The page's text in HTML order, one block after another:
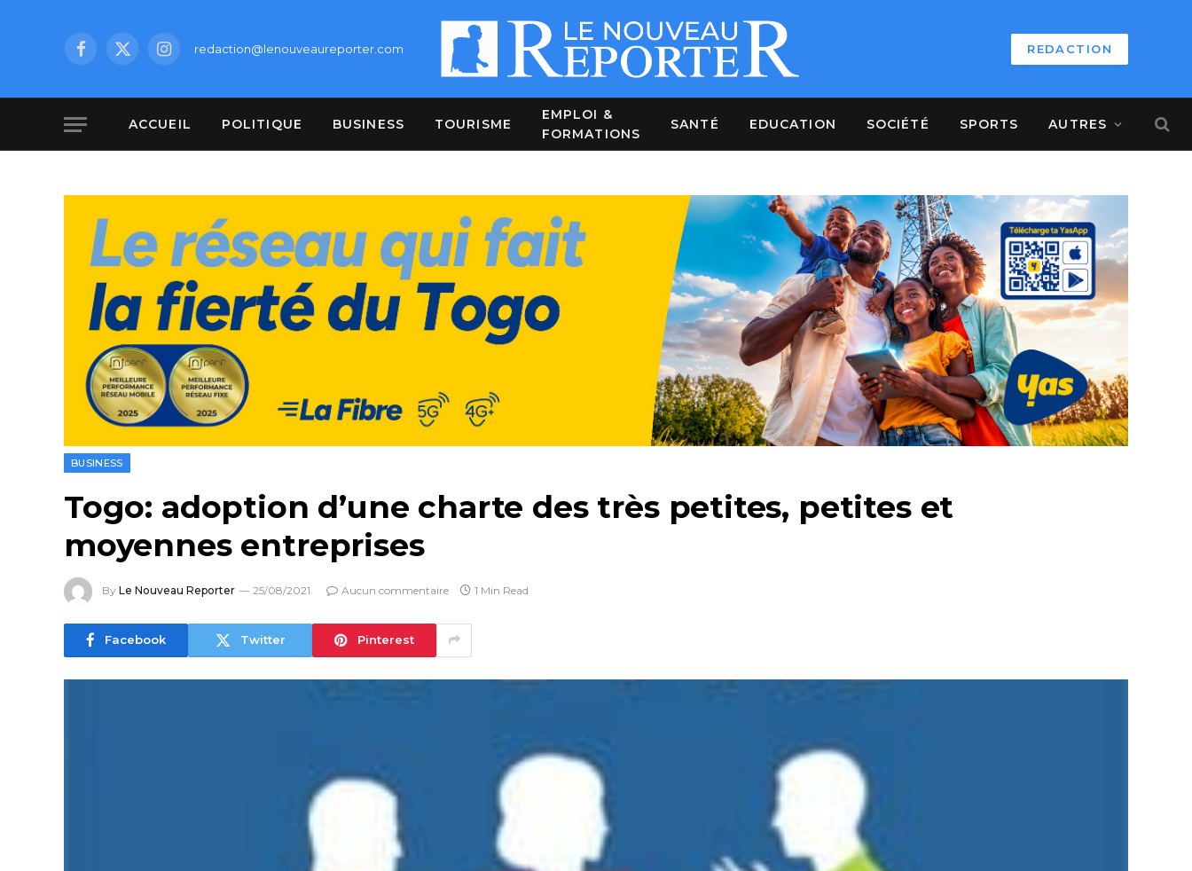
Facebook
X
Instagramredaction@lenouveaureporter.com REDACTION
ACCUEIL POLITIQUE BUSINESS TOURISME
EMPLOI &
FORMATIONS
SANTÉ EDUCATION SOCIÉTÉ SPORTS AUTRES
BUSINESS
Togo: adoption d’une charte des très petites, petites et
moyennes entreprises
By Le Nouveau Reporter 25/08/2021 Aucun commentaire 1 Min Read
Facebook Twitter Pinterest